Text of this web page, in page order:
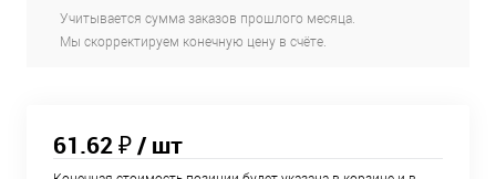
Учитывается сумма заказов прошлого месяца.
Мы скорректируем конечную цену в счёте.
61.62 ₽/ шт